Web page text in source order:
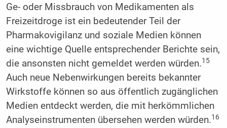
Ge- oder Missbrauch von Medikamenten als
Freizeitdroge ist ein bedeutender Teil der
Pharmakovigilanz und soziale Medien können
eine wichtige Quelle entsprechender Berichte sein,
die ansonsten nicht gemeldet werden würden.15
Auch neue Nebenwirkungen bereits bekannter
Wirkstoffe können so aus öffentlich zugänglichen
Medien entdeckt werden, die mit herkömmlichen
Analyseinstrumenten übersehen werden würden.16